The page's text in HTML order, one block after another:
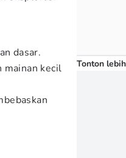
dasar.
mainan kecil
Tonton